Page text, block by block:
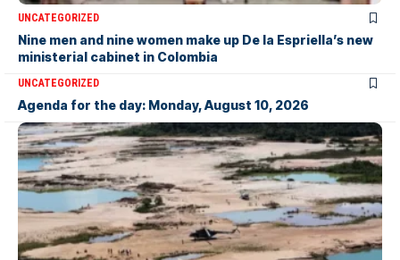
UNCATEGORIZED
Nine men and nine women make up De la Espriella’s new
ministerial cabinet in Colombia
UNCATEGORIZED
Agenda for the day: Monday, August 10, 2026